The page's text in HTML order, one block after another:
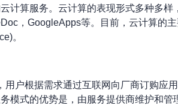
计算服务。云计算的表现形式多种多
，GoogleApps等。目前，云计算的
。
户根据需求通过互联网向厂商订购应
模式的优势是，由服务提供商维护和